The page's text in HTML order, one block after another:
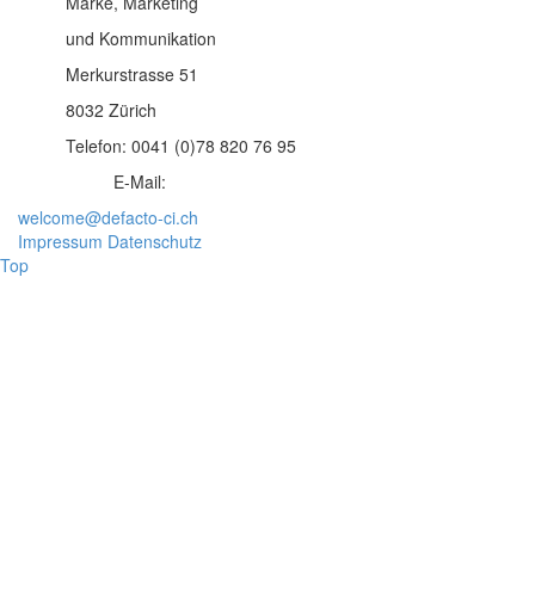
und Kommunikation
Merkurstrasse 51
8032 Zürich
Telefon: 0041 (0)78 820 76 95
E-Mail:
welcome@defacto-ci.ch
Impressum Datenschutz
Top